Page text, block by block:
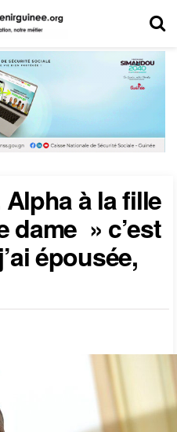
à la fille
dame » c’est
épousée,